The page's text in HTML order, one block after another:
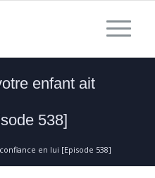
enfant ait
538]
en lui [Episode 538]